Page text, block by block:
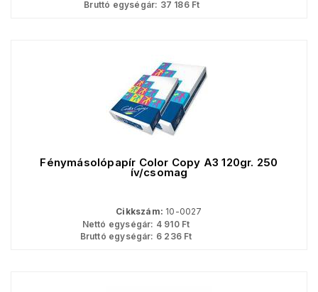
Bruttó egységár: 37 186Ft
Fénymásolópapír Color Copy A3 120gr. 250
ív/csomag
Cikkszám: 10-0027
Nettó egységár: 4 910Ft
Bruttó egységár: 6 236Ft